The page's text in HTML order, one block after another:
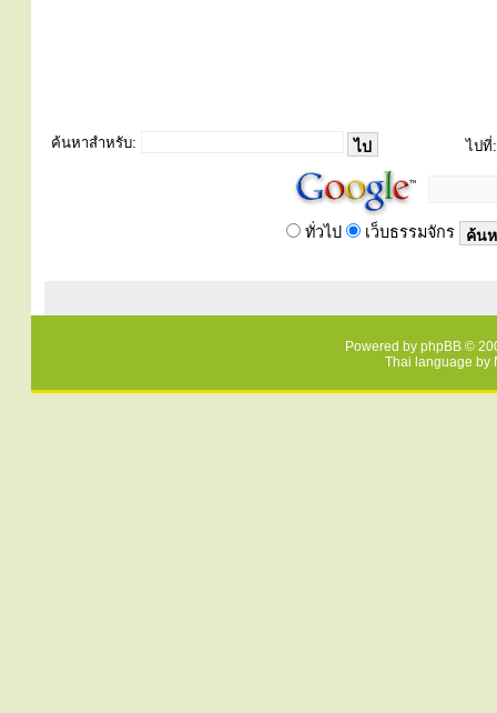
ค้นหาสำหรับ: ไปที่:
ทั่วไป เว็บธรรมจักร
Powered by phpBB ©
Thai language by